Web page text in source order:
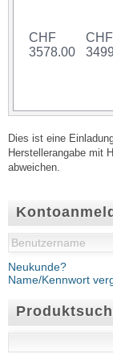
Neukunde?
Name/Kennwort
CHF
3578.00
CHF
Dies ist eine
Herstellerangabe mit
abweichen.